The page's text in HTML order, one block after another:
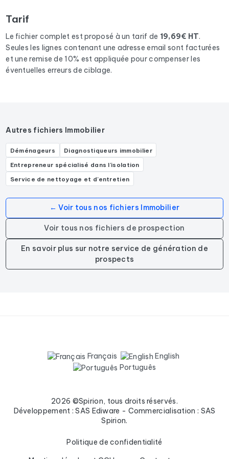
activités suivantes : Agence d'immobilier d'entreprise,
Agence immobilière, Agence de location immobilière, Agent
immobilier.
Tarif
Le fichier complet est proposé à un tarif de 19,69€ HT.
Seules les lignes contenant une adresse email sont facturées
et une remise de 10% est appliquée pour compenser les
éventuelles erreurs de ciblage.
Autres fichiers Immobilier
Déménageurs
Diagnostiqueurs immobilier
Entrepreneur spécialisé dans l'isolation
Service de nettoyage et d'entretien
← Voir tous nos fichiers Immobilier
Voir tous nos fichiers de prospection
En savoir plus sur notre service de génération de
prospects
Français
English
Português
2026 ©Spirion, tous droits réservés.
Développement : SAS Ediware - Commercialisation : SAS
Spirion.
Politique de confidentialité